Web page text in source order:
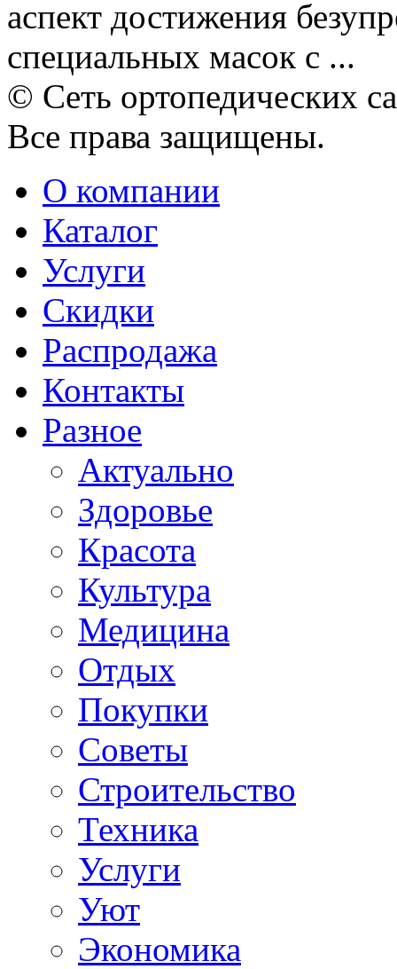
аспект достижения
специальных масок с ...
© Сеть ортопедических
Все права защищены.
О компании
Каталог
Услуги
Скидки
Распродажа
Контакты
Разное
Актуально
Здоровье
Красота
Культура
Медицина
Отдых
Покупки
Советы
Строительство
Техника
Услуги
Уют
Экономика